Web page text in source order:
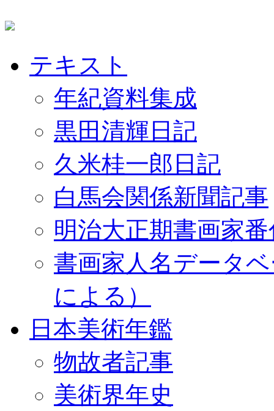
テキスト
年紀資料集成
黒田清輝日記
久米桂一郎日記
白馬会関係新聞記事
明治大正期書画家
書画家人名データ
による）
日本美術年鑑
物故者記事
美術界年史